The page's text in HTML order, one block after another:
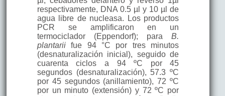
respectivamente, DNA 0.5 µl y 10 µl de
agua libre de nucleasa. Los productos
PCR se amplificaron en un
termociclador (Eppendorf); para B.
plantariifue 94 °C por tres minutos
(desnaturalización inicial), seguido de
cuarenta ciclos a 94 ºC por 45
segundos (desnaturalización), 57.3 ºC
por 45 segundos (anillamiento), 72 ºC
por un minuto (extensión) y 72 ºC por